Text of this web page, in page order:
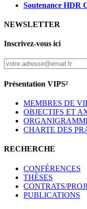
Soutenance HDR
NEWSLETTER
Inscrivez-vous ici
Présentation VIPS²
MEMBRES DE
OBJECTIFS ET
CHARTE DES
RECHERCHE
CONFÉRENCES
THÈSES
CONTRATS/
PUBLICATIONS